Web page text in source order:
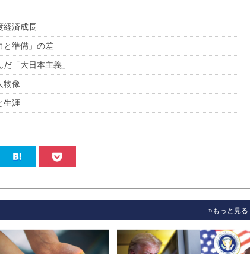
経済成長
と準備」の差
「大日本主義」
物像
生涯
»もっと見る